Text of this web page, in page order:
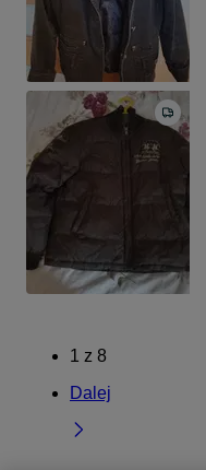
1 z 8
Dalej